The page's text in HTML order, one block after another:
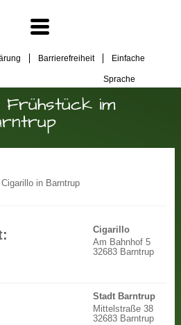
Barrierefreiheit Einfache
Sprache
Frühstück im
in Barntrup
Cigarillo
Am Bahnhof 5
32683 Barntrup
Stadt Barntrup
Mittelstraße 38
32683 Barntrup